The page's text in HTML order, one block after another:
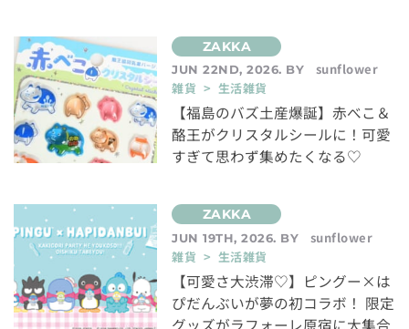
JUN 22ND, 2026. BY
sunflower
雑貨 > 生活雑貨
【福島のバズ土産爆誕】赤べこ＆
酪王がクリスタルシールに！可愛
すぎて思わず集めたくなる♡
JUN 19TH, 2026. BY
sunflower
雑貨 > 生活雑貨
【可愛さ大渋滞♡】ピングー×は
ぴだんぶいが夢の初コラボ！ 限定